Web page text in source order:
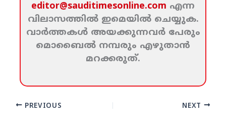
editor@sauditimesonline.com എന്ന
വിലാസത്തില്‍ ഇമെയില്‍ ചെയ്യുക.
വാര്‍ത്തകള്‍ അയക്കുന്നവര്‍ പേരും
മൊബൈല്‍ നമ്പരും എഴുതാന്‍
മറക്കരുത്‌.
PREVIOUS NEXT